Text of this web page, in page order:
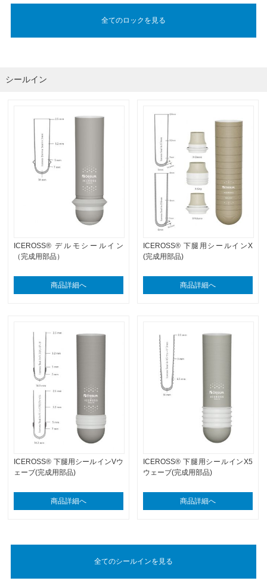
全てのロックを見る
シールイン
ICEROSS® デルモシールイン
（完成用部品）
商品詳細へ
ICEROSS® 下腿用シールインX
(完成用部品)
商品詳細へ
ICEROSS® 下腿用シールインVウ
ェーブ(完成用部品)
商品詳細へ
ICEROSS® 下腿用シールインX5
ウェーブ(完成用部品)
商品詳細へ
全てのシールインを見る